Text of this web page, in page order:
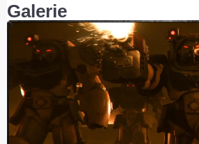
Galerie